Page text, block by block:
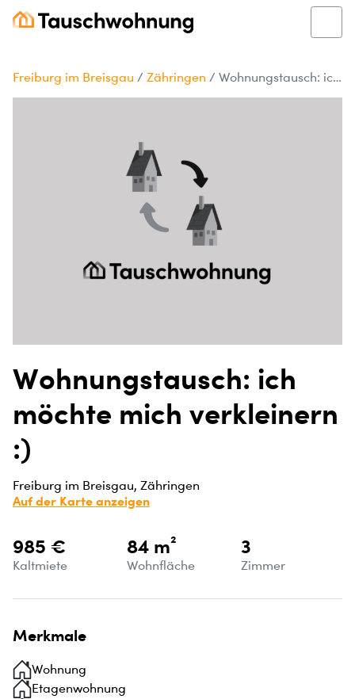
Freiburg im Breisgau / Zähringen / Wohnungstausch: ich möchte mich verkleinern :)
Wohnungstausch: ich
möchte mich verkleinern
:)
Freiburg im Breisgau, Zähringen
Auf der Karte anzeigen
985 €
Kaltmiete
84 m²
Wohnfläche
3
Zimmer
Merkmale
Wohnung
Etagenwohnung